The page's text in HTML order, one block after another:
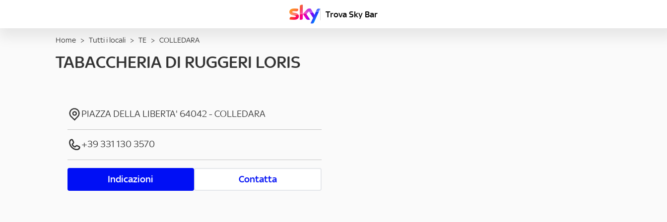
Trova Sky Bar
Home > Tutti i locali > TE > COLLEDARA
TABACCHERIA DI RUGGERI LORIS
PIAZZA DELLA LIBERTA' 64042-COLLEDARA
+39 331 130 3570
Indicazioni Contatta